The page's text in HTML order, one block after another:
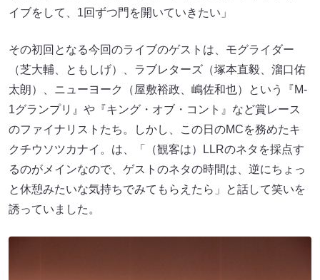
イブをして、1回ずつ門を開いていきたい」
その初回となる今回のライブのゲストは、モグライダー
（芝大輔、ともしげ）、ラブレターズ（塚本直毅、溜口佑
太朗）、ニューヨーク（屋敷裕政、嶋佐和也）という『M-
1グランプリ』や『キング・オブ・コント』など賞レース
のファイナリストたち。しかし、この日のMCを務めたキ
クチウソツカナイ。は、「（観客は）LLRのネタを採点す
るのがメインなので、ゲストのネタの時間は、逆にちょっ
と休憩みたいな気持ちでみてもらえたら」と話して笑いを
誘っていました。